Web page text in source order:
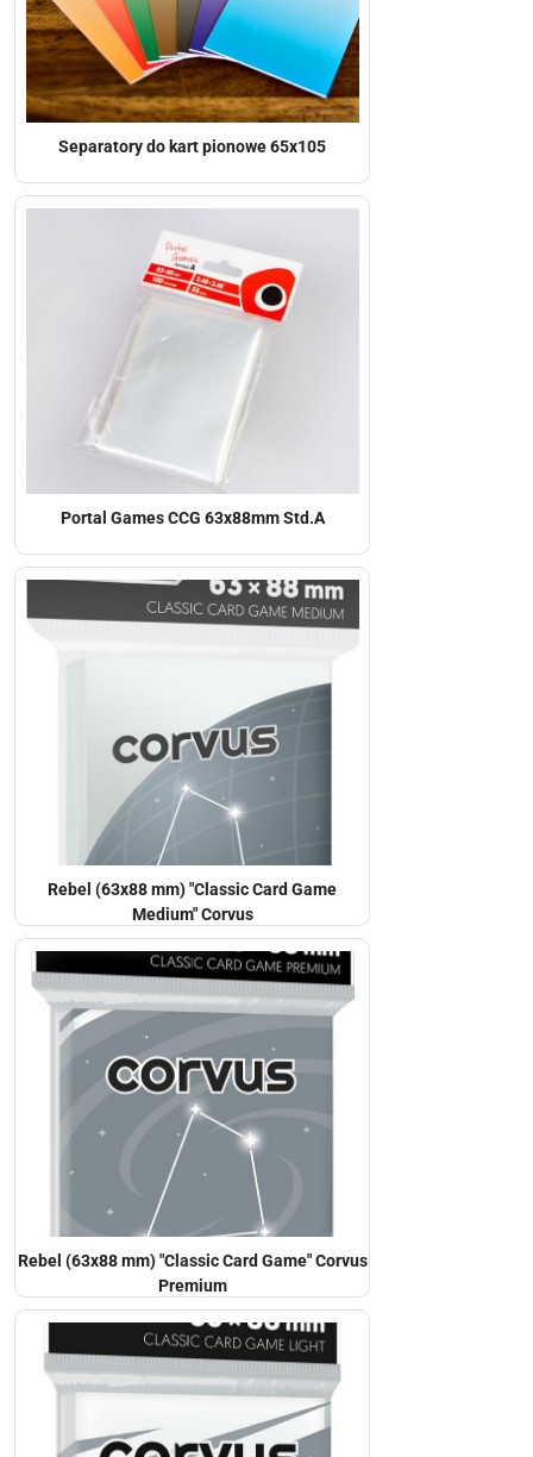
Separatory do kart pionowe 65x105
Portal Games CCG 63x88mm Std.A
Rebel (63x88 mm) "Classic Card Game
Medium" Corvus
Rebel (63x88 mm) "Classic Card Game" Corvus
Premium